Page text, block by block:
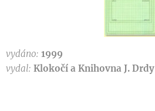
vydáno: 1999
vydal: Klokočí a Knihovna J. Drdy